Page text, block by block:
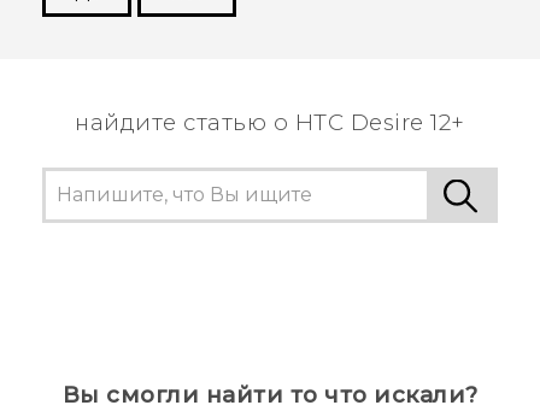
найдите статью о HTC Desire 12+
Вы смогли найти то что искали?